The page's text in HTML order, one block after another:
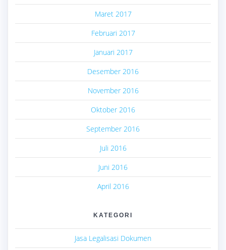
Maret 2017
Februari 2017
Januari 2017
Desember 2016
November 2016
Oktober 2016
September 2016
Juli 2016
Juni 2016
April 2016
KATEGORI
Jasa Legalisasi Dokumen